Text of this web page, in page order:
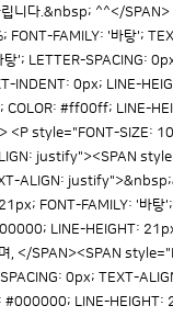
니다.&nbsp; ^^</
FAMILY: '바탕';
'; LETTER-SPACING:
INDENT: 0px; LINE-
#ff00ff; LINE-
<P style="FONT-SIZE:
justify"><SPAN
ALIGN:
FONT-FAMILY: '바
LINE-HEIGHT:
, </SPAN><SPAN
0px; TEXT-
LINE-HEIGHT: